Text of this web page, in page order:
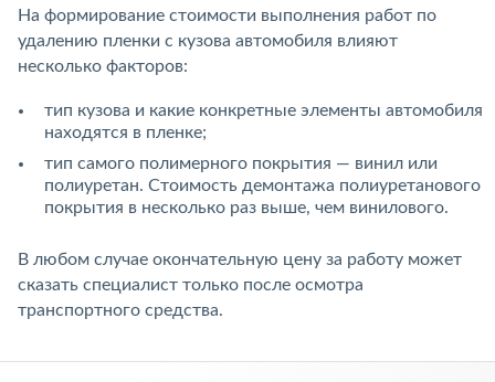
На формирование стоимости выполнения работ по
удалению пленки с кузова автомобиля влияют
несколько факторов:
тип кузова и какие конкретные элементы автомобиля
находятся в пленке;
тип самого полимерного покрытия — винил или
полиуретан. Стоимость демонтажа полиуретанового
покрытия в несколько раз выше, чем винилового.
В любом случае окончательную цену за работу может
сказать специалист только после осмотра
транспортного средства.